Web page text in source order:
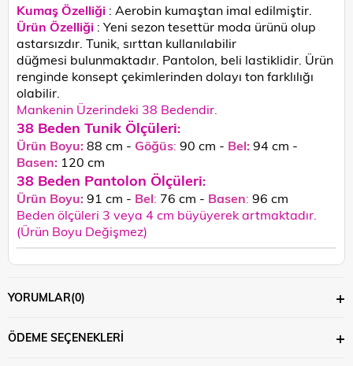
Kumaş Özelliği : Aerobin kumaştan imal edilmiştir.
Ürün Özelliği : Yeni sezon tesettür moda ürünü olup
astarsızdır. Tunik, sırttan kullanılabilir
düğmesi bulunmaktadır. Pantolon, beli lastiklidir. Ürün
renginde konsept çekimlerinden dolayı ton farklılığı
olabilir.
Mankenin Üzerindeki 38 Bedendir.
38 Beden Tunik Ölçüleri:
Ürün Boyu:88 cm - Göğüs: 90 cm - Bel:94 cm -
Basen: 120 cm
38 Beden Pantolon Ölçüleri:
Ürün Boyu:91 cm - Bel: 76 cm - Basen: 96 cm
Beden ölçüleri 3 veya 4 cm büyüyerek artmaktadır.
(Ürün Boyu Değişmez)
YORUMLAR(0)
ÖDEME SEÇENEKLERI